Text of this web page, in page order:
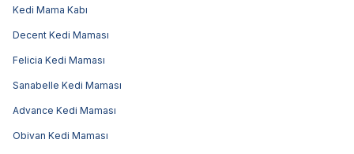
Kedi Mama Kabı
Decent Kedi Maması
Felicia Kedi Maması
Sanabelle Kedi Maması
Advance Kedi Maması
Obivan Kedi Maması